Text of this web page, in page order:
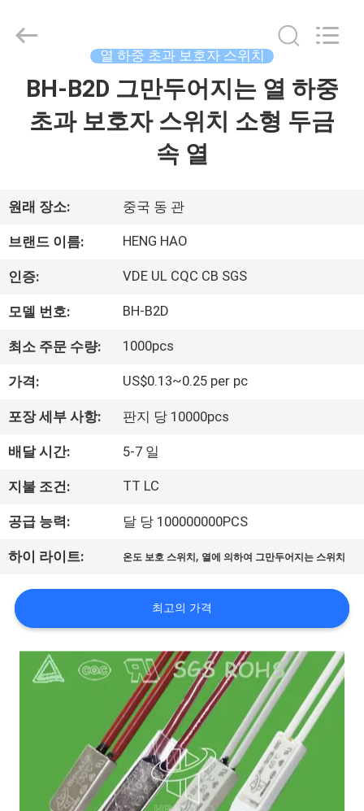
소
개
회
사
소
개
장
투
어
2026
Electric
열 하중 초과 보호자 스위치
BH-B2D 그만두어지는 열 하중
초과 보호자 스위치 소형 두금
속 열
원래 장소: 중국 동 관
브랜드 이름: HENG HAO
인증: VDE UL CQC CB SGS
모델 번호: BH-B2D
최소 주문 수량: 1000pcs
가격: US$0.13~0.25 per pc
포장 세부 사항: 판지 당 10000pcs
배달 시간: 5-7 일
지불 조건: TT LC
공급 능력: 달 당 100000000PCS
하이 라이트: 온도 보호 스위치 , 열에 의하여 그만두어지는 스위치
최고의 가격